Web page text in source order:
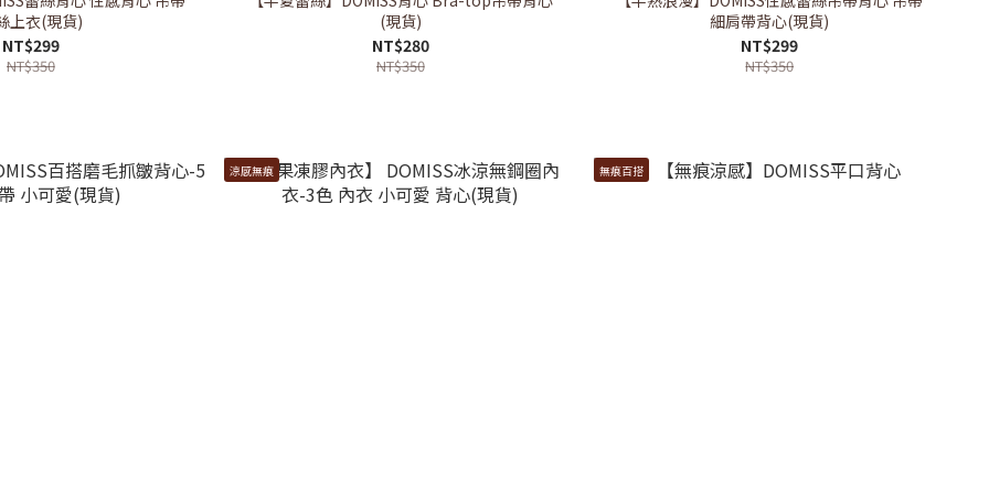
上衣(現貨)
NT$299
NT$350
(現貨)
NT$280
NT$350
細肩帶背心(現貨)
NT$299
NT$350
涼感無痕 無痕百搭